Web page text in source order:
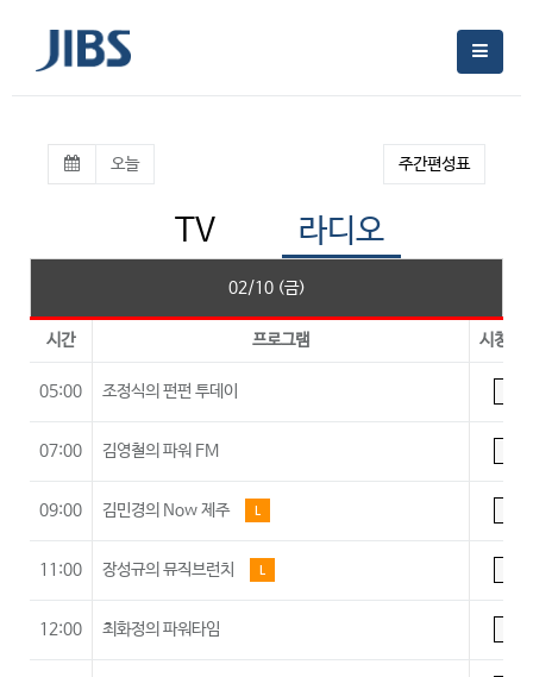
오늘
TV 라디오
주간편성표
02/10 (금)
시간 프로그램 시청등
05:00 조정식의 펀펀 투데이
07:00 김영철의 파워 FM
09:00 김민경의 Now 제주 L
11:00 장성규의 뮤직브런치 L
12:00 최화정의 파워타임